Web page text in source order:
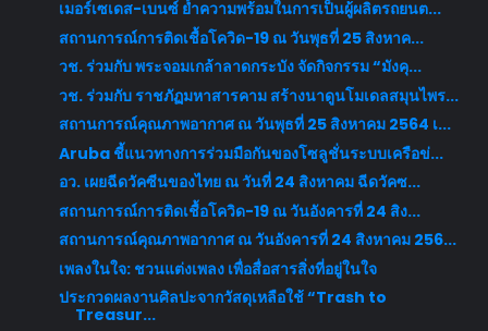
เมอร์เซเดส-เบนซ์ ย้ำความพร้อมในการเป็นผู้ผลิตรถยนต...
สถานการณ์การติดเชื้อโควิด-19 ณ วันพุธที่ 25 สิงหาค...
วช. ร่วมกับ พระจอมเกล้าลาดกระบัง จัดกิจกรรม “มังคุ...
วช. ร่วมกับ ราชภัฏมหาสารคาม สร้างนาดูนโมเดลสมุนไพร...
สถานการณ์คุณภาพอากาศ ณ วันพุธที่ 25 สิงหาคม 2564 เ...
Aruba ชี้แนวทางการร่วมมือกันของโซลูชั่นระบบเครือข่...
อว. เผยฉีดวัคซีนของไทย ณ วันที่ 24 สิงหาคม ฉีดวัคซ...
สถานการณ์การติดเชื้อโควิด-19 ณ วันอังคารที่ 24 สิง...
สถานการณ์คุณภาพอากาศ ณ วันอังคารที่ 24 สิงหาคม 256...
เพลงในใจ: ชวนแต่งเพลง เพื่อสื่อสารสิ่งที่อยู่ในใจ
ประกวดผลงานศิลปะจากวัสดุเหลือใช้ “Trash to
Treasur...